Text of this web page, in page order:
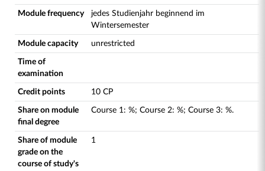
Module frequency
jedes Studienjahr beginnend im
Wintersemester
Module capacity unrestricted
Time of
examination
Credit points 10 CP
Share on module
final degree
Course 1: %; Course 2: %; Course 3: %.
Share of module
grade on the
course of study's
1